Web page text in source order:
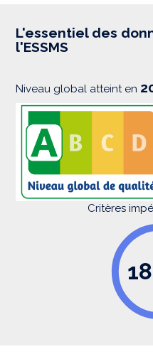
s
i
L'essentiel des
l'ESSMS
Niveau global atteint en
Critères